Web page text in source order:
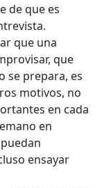
de que es
que una
que
se prepara, es
motivos, no
en cada
en
ensayar